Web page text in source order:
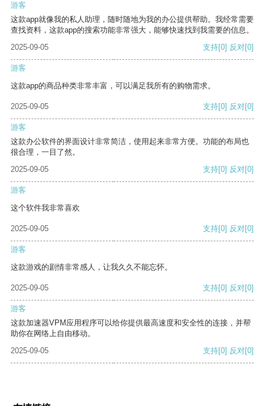
游客
这款app就像我的私人助理，随时随地为我的办公提供帮助。我经常需要
查找资料，这款app的搜索功能非常强大，能够快速找到我需要的信息。
2025-09-05
支持[0] 反对[0]
游客
这款app的商品种类非常丰富，可以满足我所有的购物需求。
2025-09-05 支持[0] 反对[0]
游客
这款办公软件的界面设计非常简洁，使用起来非常方便。功能的布局也
很合理，一目了然。
2025-09-05
支持[0] 反对[0]
游客
这个软件我非常喜欢
2025-09-05 支持[0] 反对[0]
游客
这款游戏的剧情非常感人，让我久久不能忘怀。
2025-09-05 支持[0] 反对[0]
游客
这款加速器VPM应用程序可以给你提供最高速度和安全性的连接，并帮
助你在网络上自由移动。
2025-09-05
支持[0] 反对[0]